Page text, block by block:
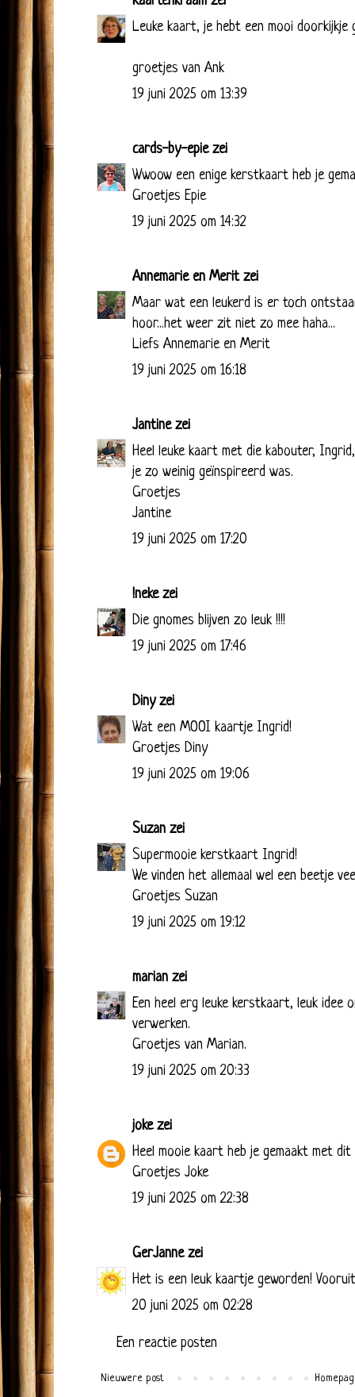
Leuke kaart, je hebt een mooi doorkijkje
groetjes van Ank
19 juni 2025 om 13:39
cards-by-epiezei
Wwoow een enige kerstkaart heb je
Groetjes Epie
19 juni 2025 om 14:32
Annemarie en Meritzei
Maar wat een leukerd is er toch
hoor...het weer zit niet zo mee haha...
Liefs Annemarie en Merit
19 juni 2025 om 16:18
Jantinezei
Heel leuke kaart met die kabouter,
je zo weinig geïnspireerd was.
Groetjes
Jantine
19 juni 2025 om 17:20
!nekezei
Die gnomes blijven zo leuk !!!!
19 juni 2025 om 17:46
Dinyzei
Wat een MOOI kaartje Ingrid!
Groetjes Diny
19 juni 2025 om 19:06
Suzan zei
Supermooie kerstkaart Ingrid!
We vinden het allemaal wel een beetje
Groetjes Suzan
19 juni 2025 om 19:12
marian zei
Een heel erg leuke kerstkaart, leuk idee
verwerken.
Groetjes van Marian.
19 juni 2025 om 20:33
jokezei
Heel mooie kaart heb je gemaakt met
Groetjes Joke
19 juni 2025 om 22:38
GerJannezei
Het is een leuk kaartje geworden!
20 juni 2025 om 02:28
Een reactie posten
Nieuwere post